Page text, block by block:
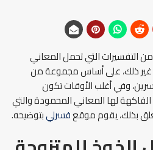
التفسيرات التي تحمل المعاني
غير ذلك، على أساس مجموعة من
وفي أغلب الأوقات تكون
الفاكهة لها المعاني المحمودة والتي
بذلك، يقوم موقعفسرليبتوضيحه.